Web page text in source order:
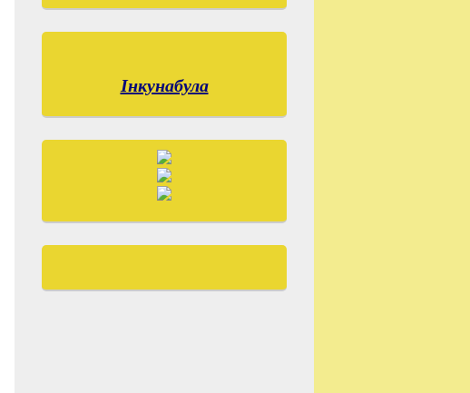
Інкунабула